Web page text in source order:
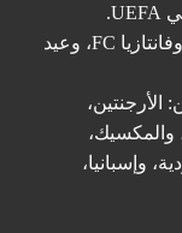
§§ تم سحب الاختيارات من ملوك الإقصاء، وفانتازيا FC، وعيد
الأرجنتين،
والمكسيك،
وإسبانيا،